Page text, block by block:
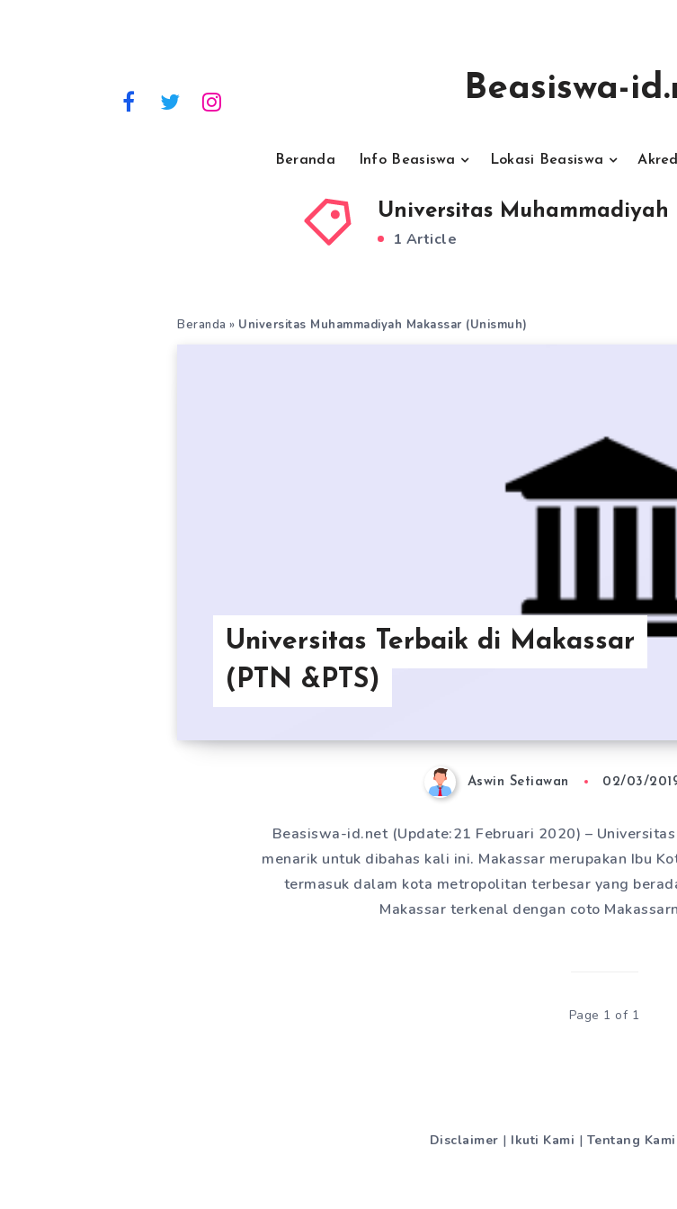
Beasiswa-
Beranda Info Beasiswa Lokasi Beasiswa
Universitas Muhammadiyah
1 Article
Beranda » Universitas Muhammadiyah Makassar (Unismuh)
Universitas Terbaik di Makassar
(PTN &PTS)
Aswin Setiawan 02/03/
Beasiswa-id.net (Update:21 Februari 2020) –
menarik untuk dibahas kali ini. Makassar merupakan Ibu
termasuk dalam kota metropolitan terbesar yang
Makassar terkenal dengan coto
Page 1 of 1
Disclaimer | Ikuti Kami | Tentang Kami